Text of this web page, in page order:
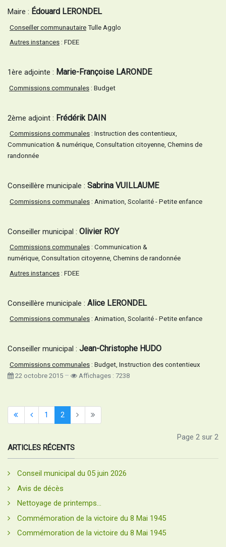
Maire : Édouard LERONDEL
Conseiller communautaire Tulle Agglo
Autres instances : FDEE
1ère adjointe : Marie-Françoise LARONDE
Commissions communales : Budget
2ème adjoint : Frédérik DAIN
Commissions communales : Instruction des contentieux,
Communication & numérique, Consultation citoyenne, Chemins de
randonnée
Conseillère municipale : Sabrina VUILLAUME
Commissions communales : Animation, Scolarité - Petite enfance
Conseiller municipal : Olivier ROY
Commissions communales : Communication &
numérique, Consultation citoyenne, Chemins de randonnée
Autres instances : FDEE
Conseillère municipale : Alice LERONDEL
Commissions communales : Animation, Scolarité - Petite enfance
Conseiller municipal : Jean-Christophe HUDO
Commissions communales : Budget, Instruction des contentieux
22 octobre 2015
Affichages : 7238
1 2
Page 2 sur 2
ARTICLES RÉCENTS
Conseil municipal du 05 juin 2026
Avis de décès
Nettoyage de printemps...
Commémoration de la victoire du 8 Mai 1945
Commémoration de la victoire du 8 Mai 1945